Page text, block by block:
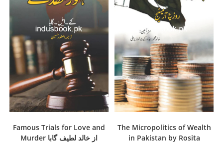
Famous Trials for Love and
Murder از خالد لطیف گابا
The Micropolitics of Wealth
in Pakistan by Rosita